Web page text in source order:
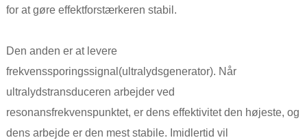
for at gøre effektforstærkeren stabil.
Den anden er at levere
frekvenssporingssignal (ultralydsgenerator). Når
ultralydstransduceren arbejder ved
resonansfrekvenspunktet, er dens effektivitet den højeste, og
dens arbejde er den mest stabile. Imidlertid vil